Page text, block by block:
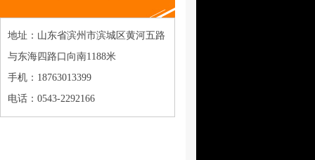
地址：山东省滨州市滨城区黄河五路
与东海四路口向南1188米
手机：18763013399
电话：0543-2292166